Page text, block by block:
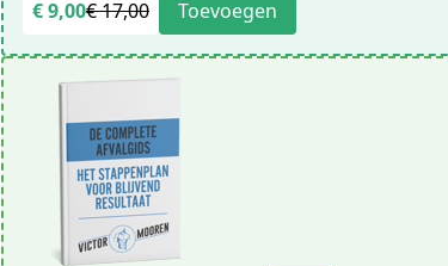
€ 9,00€ 17,00 Toevoegen